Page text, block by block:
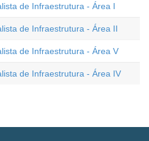
de Infraestrutura - Área I
de Infraestrutura - Área II
de Infraestrutura - Área V
de Infraestrutura - Área IV